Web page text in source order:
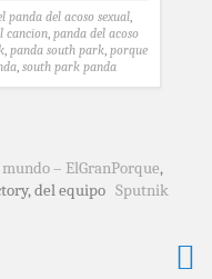
panda del acoso sexual,
cancion, panda del acoso
, panda south park, porque
, south park panda
– ElGranPorque,
del equipo Sputnik